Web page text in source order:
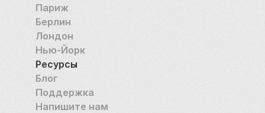
Париж
Берлин
Лондон
Нью-Йорк
Ресурсы
Блог
Поддержка
Напишите нам